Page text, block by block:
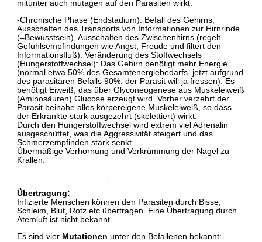
mitunter auch mutagen auf den Parasiten wirkt.
-Chronische Phase (Endstadium): Befall des Gehirns,
Ausschalten des Transports von Informationen zur Hirnrinde
(=Bewusstsein), Ausschalten des Zwischenhirns (regelt
Gefühlsempfindungen wie Angst, Freude und filtert den
Informationsfluß). Veränderung des Stoffwechsels
(Hungerstoffwechsel): Das Gehirn benötigt mehr Energie
(normal etwa 50% des Gesamtenergiebedarfs, jetzt aufgrund
des parasitären Befalls 90%; der Parasit will ja fressen). Es
benötigt Eiweiß, das über Glyconeogenese aus Muskeleiweiß
(Aminosäuren) Glucose erzeugt wird. Vorher verzehrt der
Parasit beinahe alles körpereigene Muskeleiweiß, so dass
der Erkrankte stark ausgezehrt (skelettiert) wirkt.
Durch den Hungerstoffwechsel wird extrem viel Adrenalin
ausgeschüttet, was die Aggressivität steigert und das
Schmerzempfinden stark senkt.
Übermäßige Verhornung und Verkrümmung der Nägel zu
Krallen.
———————————-
Übertragung:
Infizierte Menschen können den Parasiten durch Bisse,
Schleim, Blut, Rotz etc übertragen. Eine Übertragung durch
Atemluft ist nicht bekannt.
Es sind vier Mutationen unter den Befallenen bekannt: